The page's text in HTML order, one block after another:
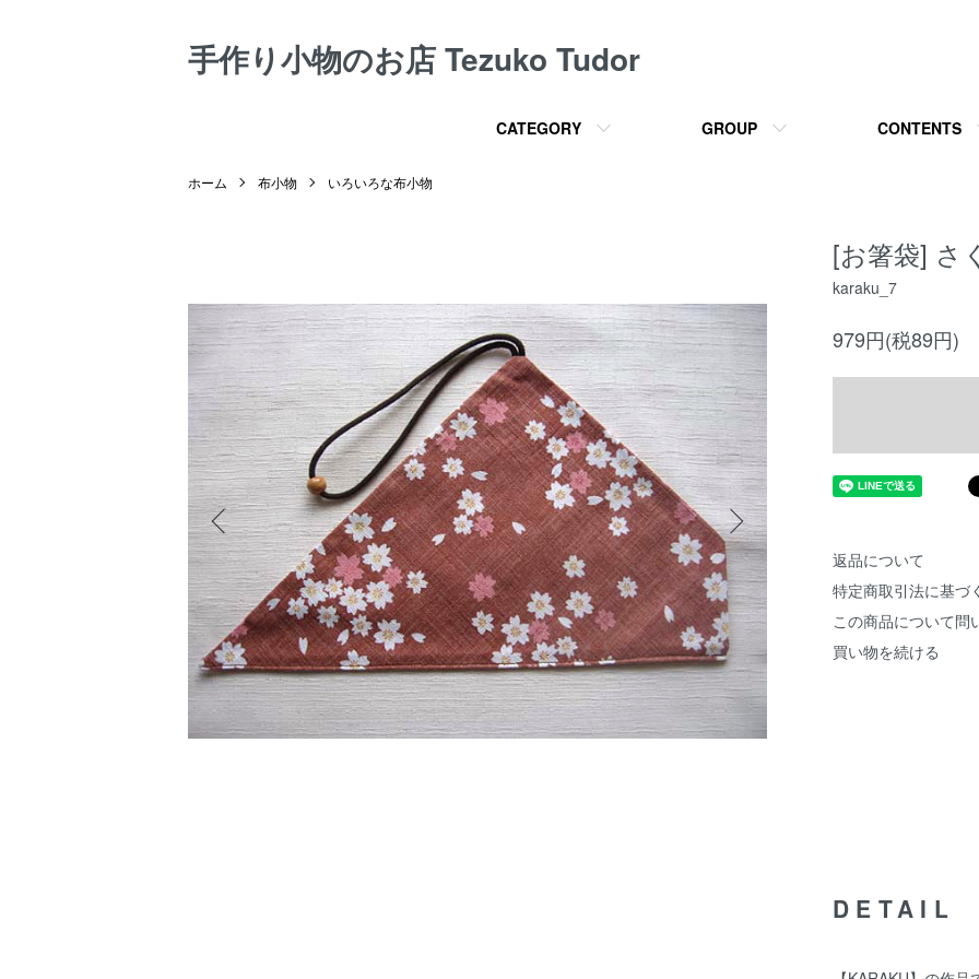
手作り小物のお店 Tezuko Tudor
CATEGORY GROUP CONTENTS
ホーム 布小物 いろいろな布小物
[お箸袋] さ
karaku_7
979円(税89円)
返品について
特定商取引法に基づ
この商品について問
買い物を続ける
DETAIL